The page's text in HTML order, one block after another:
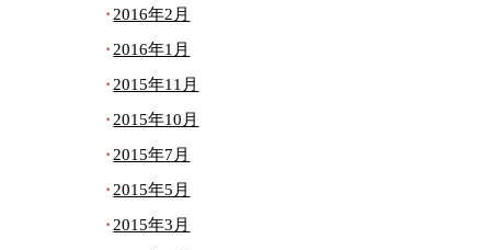
2016年2月
2016年1月
2015年11月
2015年10月
2015年7月
2015年5月
2015年3月